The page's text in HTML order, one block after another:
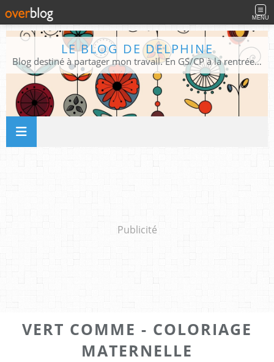
MENU
LE BLOG DE DELPHINE
Blog destiné à partager mon travail. En GS/CP à la rentrée 2026/2027 !
Publicité
VERT COMME - COLORIAGE
MATERNELLE